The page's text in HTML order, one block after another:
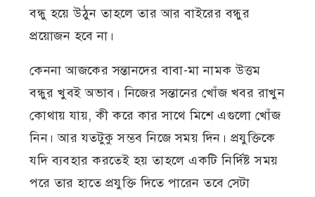
বন্ধু হয়ে উঠুন তাহলে তার আর বাইরের বন্ধুর
প্রয়োজন হবে না।
কেননা আজকের সন্তানদের বাবা-মা নামক উত্তম
বন্ধুর খুবই অভাব। নিজের সন্তানের খোঁজ খবর রাখুন
কোথায় যায়, কী করে কার সাথে মিশে এগুলো খোঁজ
নিন। আর যতটুকু সম্ভব নিজে সময় দিন। প্রযুক্তিকে
যদি ব্যবহার করতেই হয় তাহলে একটি নির্দিষ্ট সময়
পরে তার হাতে প্রযুক্তি দিতে পারেন তবে সেটা